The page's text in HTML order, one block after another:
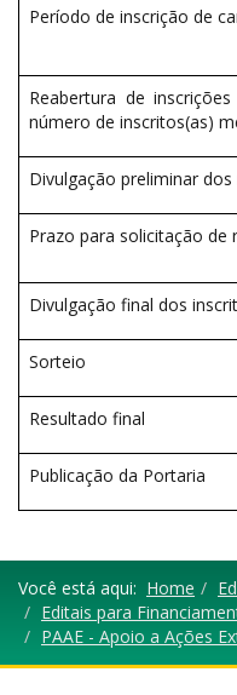
Período de inscrição de
Reabertura de
número de inscritos(as)
Divulgação preliminar dos
Prazo para solicitação de
Divulgação final dos
Sorteio
Resultado final
Publicação da Portaria
Você está aqui: Home
Editais para
PAAE - Apoio a Ações